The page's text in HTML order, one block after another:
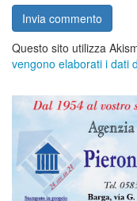
Questo sito utilizza
vengono elaborati i dati